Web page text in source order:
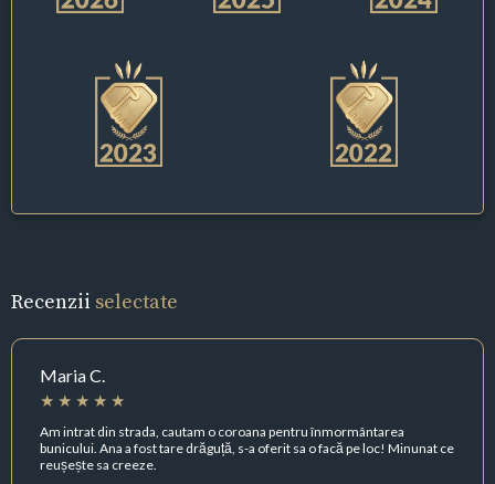
Recenzii selectate
Maria C.
Am intrat din strada, cautam o coroana pentru înmormântarea
bunicului. Ana a fost tare drăguță, s-a oferit sa o facă pe loc! Minunat ce
reușește sa creeze.